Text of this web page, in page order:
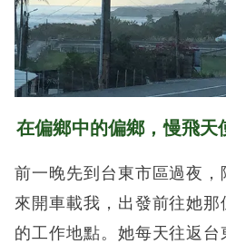
在偏鄉中的偏鄉，慢飛天
前一晚先到台東市區過夜
來開車載我，出發前往她那
的工作地點。她每天往返